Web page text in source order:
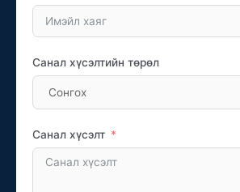
Санал хүсэлтийн төрөл
Санал хүсэлт